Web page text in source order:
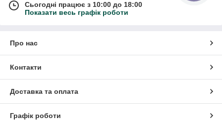
Сьогодні працює з 10:00 до 18:00
Показати весь графік роботи
Про нас
Контакти
Доставка та оплата
Графік роботи